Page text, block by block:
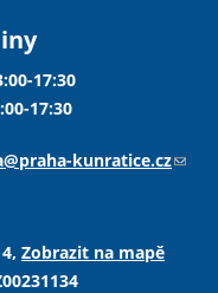
17:30
17:30
kunratice.cz(
Zobrazit na mapě